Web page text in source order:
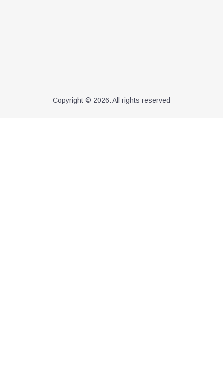
Copyright © 2026. All rights reserved